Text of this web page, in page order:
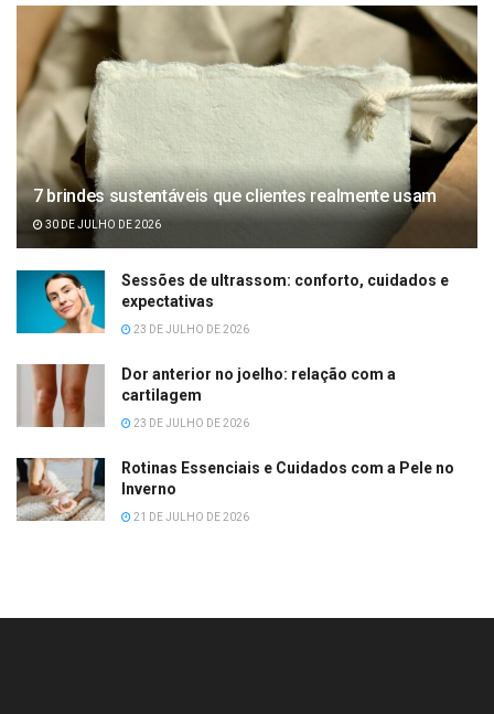
7 brindes sustentáveis que clientes realmente usam
30 DE JULHO DE 2026
Sessões de ultrassom: conforto, cuidados e
expectativas
23 DE JULHO DE 2026
Dor anterior no joelho: relação com a
cartilagem
23 DE JULHO DE 2026
Rotinas Essenciais e Cuidados com a Pele no
Inverno
21 DE JULHO DE 2026